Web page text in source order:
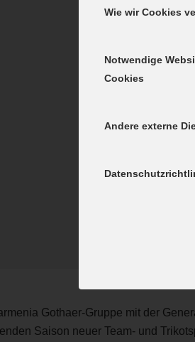
Wie wir Cookies
Notwendige
Cookies
Andere externe
Gothaer-Gruppe mit der
Saison neuer Team- und